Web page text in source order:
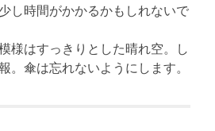
し時間がかかるかもしれないで
様はすっきりとした晴れ空。し
。傘は忘れないようにします。